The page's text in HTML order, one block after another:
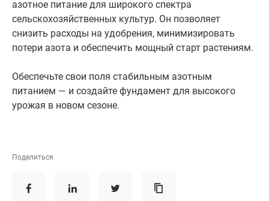
Поделиться
азотное питание для широкого спектра
сельскохозяйственных культур. Он позволяет
снизить расходы на удобрения, минимизировать
потери азота и обеспечить мощный старт растениям.
Обеспечьте свои поля стабильным азотным
питанием — и создайте фундамент для высокого
урожая в новом сезоне.